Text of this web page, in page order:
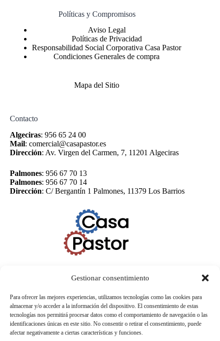
Gestionar consentimiento
Para ofrecer las mejores experiencias, utilizamos tecnologías como las cookies para
almacenar y/o acceder a la información del dispositivo. El consentimiento de estas
tecnologías nos permitirá procesar datos como el comportamiento de navegación o las
identificaciones únicas en este sitio. No consentir o retirar el consentimiento, puede
afectar negativamente a ciertas características y funciones.
Políticas y Compromisos
Políticas de Privacidad
Responsabilidad Social Corporativa Casa Pastor
Condiciones Generales de compra
Mapa del Sitio
Contacto
Algeciras: 956 65 24 00
Mail: comercial@casapastor.es
Dirección: Av. Virgen del Carmen, 7, 11201 Algeciras
Palmones: 956 67 70 13
Palmones: 956 67 70 14
Dirección: C/ Bergantín 1 Palmones, 11379 Los Barrios